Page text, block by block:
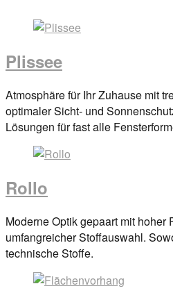
Plissee
Posted
on
29.
By
Atmosphäre für Ihr Zuhause mit
optimaler Sicht- und
Lösungen für fast alle
Rollo
Posted
on
29.
By
Moderne Optik gepaart mit hoher
umfangreicher Stoffauswahl.
technische Stoffe.